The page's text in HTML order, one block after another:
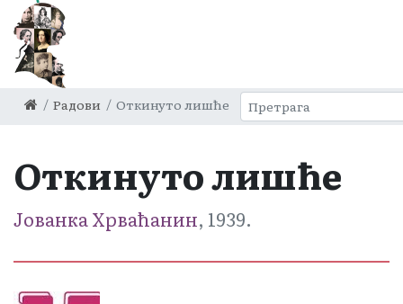
Радови Откинуто лишће
Откинуто лишће
Јованка Хрваћанин, 1939.